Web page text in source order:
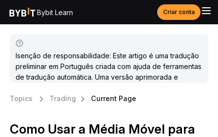
Bybit Learn Criar conta
Isenção de responsabilidade: Este artigo é uma tradução
preliminar em Português criada com ajuda de ferramentas
de tradução automática. Uma versão aprimorada e
Topics
Trading Current Page
Como Usar a Média Móvel para